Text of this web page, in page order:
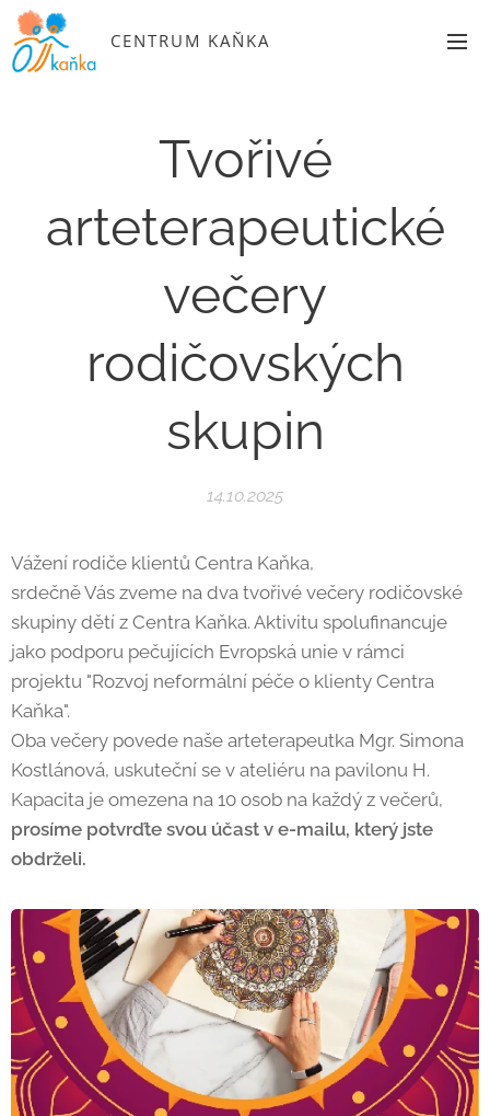
CENTRUM KAŇKA
Tvořivé
arteterapeutické
večery
rodičovských
skupin
14.10.2025
Vážení rodiče klientů Centra Kaňka,
srdečně Vás zveme na dva tvořivé večery rodičovské
skupiny dětí z Centra Kaňka. Aktivitu spolufinancuje
jako podporu pečujících Evropská unie v rámci
projektu "Rozvoj neformální péče o klienty Centra
Kaňka".
Oba večery povede naše arteterapeutka Mgr. Simona
Kostlánová, uskuteční se v ateliéru na pavilonu H.
Kapacita je omezena na 10 osob na každý z večerů,
prosíme potvrďte svou účast v e-mailu, který jste
obdrželi.